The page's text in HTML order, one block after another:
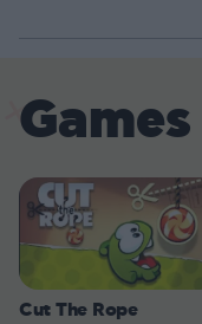
Games
Cut The Rope